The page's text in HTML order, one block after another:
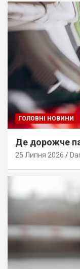
ГОЛОВНІ НОВИНИ
Де дорожче
25 Липня 2026